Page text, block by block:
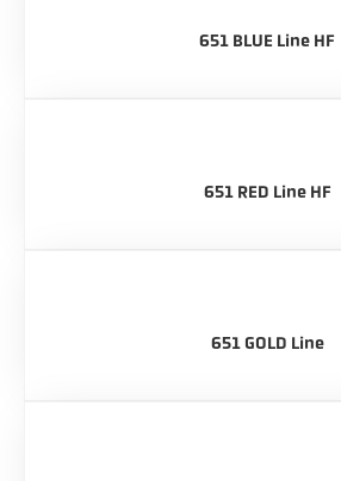
651 BLUE Line HF
651 RED Line HF
651 GOLD Line